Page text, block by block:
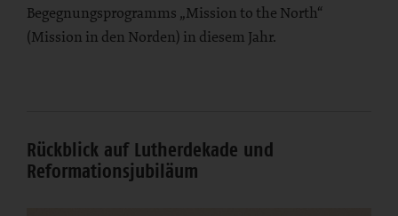
Begegnungsprogramms „Mission to the North“
(Mission in den Norden) in diesem Jahr.
Rückblick auf Lutherdekade und
Reformationsjubiläum